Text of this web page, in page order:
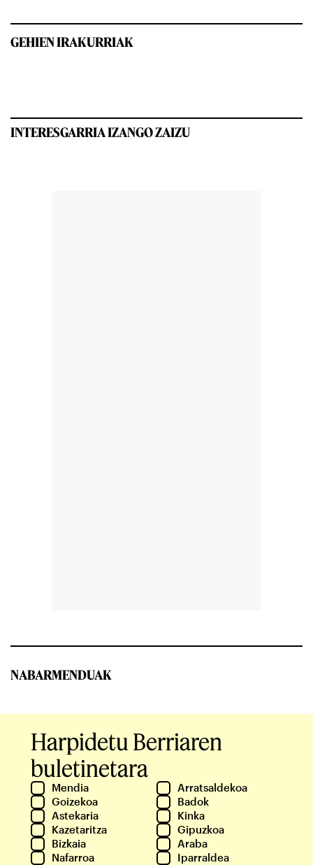
GEHIEN IRAKURRIAK
INTERESGARRIA IZANGO ZAIZU
NABARMENDUAK
Harpidetu Berriaren
buletinetara
Mendia
Arratsaldekoa
Goizekoa
Badok
Astekaria
Kinka
Kazetaritza
Gipuzkoa
Bizkaia
Araba
Nafarroa
Iparraldea